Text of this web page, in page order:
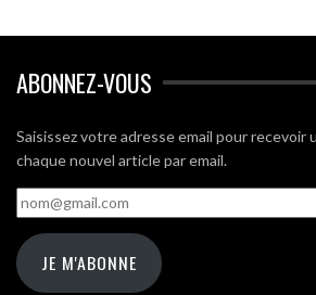
ABONNEZ-VOUS
Saisissez votre adresse email pour recevoir
chaque nouvel article par email.
nom@gmail.com
JE M'ABONNE